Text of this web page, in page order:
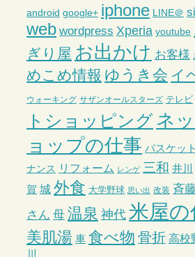
android google+ iphone LINE＠
web wordpress Xperia youtube
ぎり屋 お出かけ お客様
めこめ情報 ゆうき会 イ
ウォーキング サザンオールスターズ テレビ
トショッピングネ
ョップの仕事 バスケット
ナンス リフォーム レンゲ 三和 井川
賀 城 外食 大学野球 思い出 改装 斉
さん 母 温泉 神代 米屋の
美肌湯 車 食べ物 骨折 高校
川